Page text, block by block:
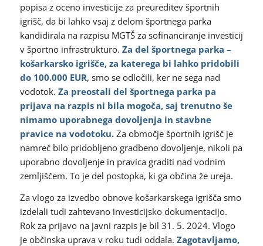
popisa z oceno investicije za preureditev športnih
igrišč, da bi lahko vsaj z delom športnega parka
kandidirala na razpisu MGTŠ za sofinanciranje investicij
v športno infrastrukturo. Za del športnega parka –
košarkarsko igrišče, za katerega bi lahko pridobili
do 100.000 EUR, smo se odločili, ker ne sega nad
vodotok. Za preostali del športnega parka pa
prijava na razpis ni bila mogoča, saj trenutno še
nimamo uporabnega dovoljenja in stavbne
pravice na vodotoku.Za območje športnih igrišč je
namreč bilo pridobljeno gradbeno dovoljenje, nikoli pa
uporabno dovoljenje in pravica graditi nad vodnim
zemljiščem. To je del postopka, ki ga občina že ureja.
Za vlogo za izvedbo obnove košarkarskega igrišča smo
izdelali tudi zahtevano investicijsko dokumentacijo.
Rok za prijavo na javni razpis je bil 31. 5. 2024. Vlogo
je občinska uprava v roku tudi oddala. Zagotavljamo,